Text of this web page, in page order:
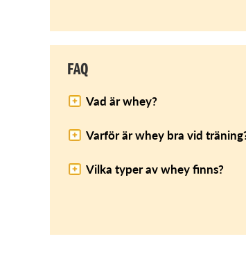
FAQ
Vad är whey?
Varför är whey bra vid
Vilka typer av whey finns?